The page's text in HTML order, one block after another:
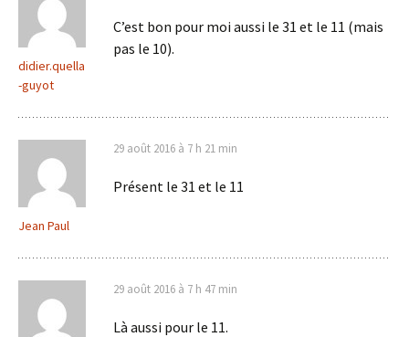
didier.quella
-guyot
C’est bon pour moi aussi le 31 et le 11 (mais
pas le 10).
Jean Paul
29 août 2016 à 7 h 21 min
Présent le 31 et le 11
29 août 2016 à 7 h 47 min
Là aussi pour le 11.